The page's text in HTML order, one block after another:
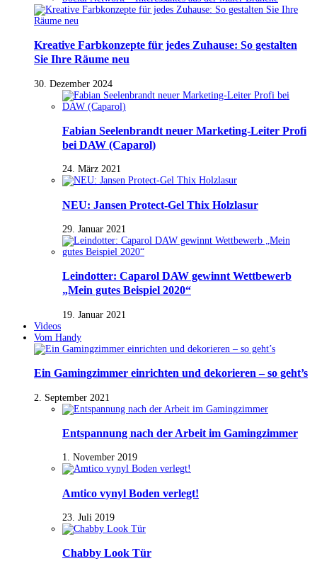
Kreative Farbkonzepte für jedes Zuhause: So gestalten
Sie Ihre Räume neu
30. Dezember 2024
Fabian Seelenbrandt neuer Marketing-Leiter Profi
bei DAW (Caparol)
24. März 2021
NEU: Jansen Protect-Gel Thix Holzlasur
29. Januar 2021
Leindotter: Caparol DAW gewinnt Wettbewerb
„Mein gutes Beispiel 2020“
19. Januar 2021
Videos
Vom Handy
Ein Gamingzimmer einrichten und dekorieren – so geht’s
2. September 2021
Entspannung nach der Arbeit im Gamingzimmer
1. November 2019
Amtico vynyl Boden verlegt!
23. Juli 2019
Chabby Look Tür